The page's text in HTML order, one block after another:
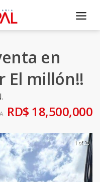
en
El millón!!
RD$ 18,500,000
1 of 20